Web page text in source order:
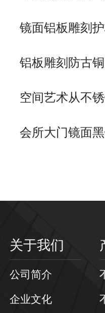
镜面铝板雕刻
铝板雕刻防古
空间艺术从不
会所大门镜面
关于我们
公司简介
企业文化